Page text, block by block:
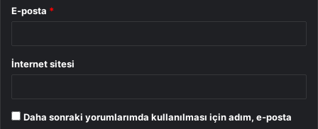
E-posta *
İnternet sitesi
Daha sonraki yorumlarımda kullanılması için adım, e-posta